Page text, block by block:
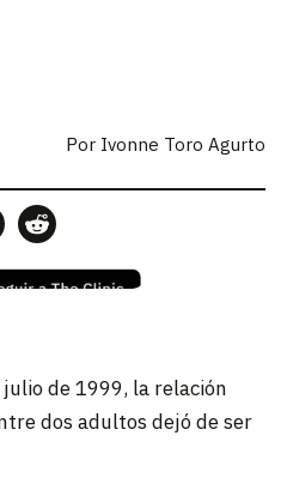
Por Ivonne Toro Agurto
de 1999, la relación
dos adultos dejó de ser